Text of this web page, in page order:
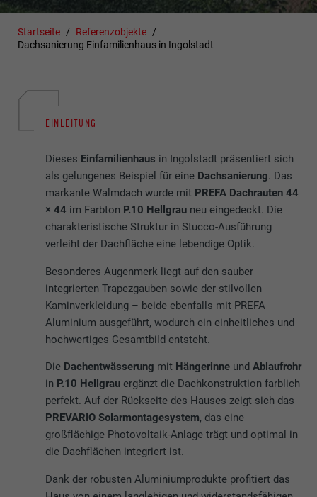
Startseite
Referenzobjekte
Dachsanierung Einfamilienhaus in Ingolstadt
EINLEITUNG
Dieses Einfamilienhaus in Ingolstadt präsentiert sich
als gelungenes Beispiel für eine Dachsanierung. Das
markante Walmdach wurde mit PREFA Dachrauten 44
× 44 im Farbton P.10 Hellgrau neu eingedeckt. Die
charakteristische Struktur in Stucco-Ausführung
verleiht der Dachfläche eine lebendige Optik.
Besonderes Augenmerk liegt auf den sauber
integrierten Trapezgauben sowie der stilvollen
Kaminverkleidung – beide ebenfalls mit PREFA
Aluminium ausgeführt, wodurch ein einheitliches und
hochwertiges Gesamtbild entsteht.
Die Dachentwässerung mit Hängerinne undAblaufrohr
in P.10 Hellgrau ergänzt die Dachkonstruktion farblich
perfekt. Auf der Rückseite des Hauses zeigt sich das
PREVARIO Solarmontagesystem, das eine
großflächige Photovoltaik-Anlage trägt und optimal in
die Dachflächen integriert ist.
Dank der robusten Aluminiumprodukte profitiert das